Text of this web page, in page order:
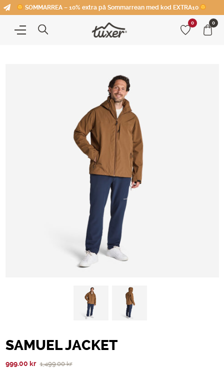
SOMMARREA – 10% extra på Sommarrean med kod EXTRA10
0 0
SAMUEL JACKET
1,499.00kr
Det
999.00 kr
Det